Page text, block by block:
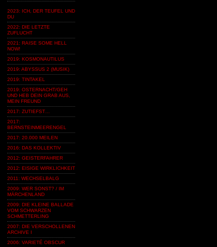
2023: ICH, DER TEUFEL UND
DU
2022: DIE LETZTE
ZUFLUCHT
2021: RAISE SOME HELL
NOW!
2019: KOSMONAUTILUS
2019: ABYSSUS 2 (MUSIK)
2019: TINTAKEL
2019: OSTERNACHT/GEH
UND HEB DEIN GRAB AUS,
MEIN FREUND
2017: ZUTIEFST…
2017:
BERNSTEINMEERENGEL
2017: 20.000 MEILEN
2016: DAS KOLLEKTIV
2012: GEISTERFAHRER
2012: EISIGE WIRKLICHKEIT
2011: WECHSELBALG
2009: WER SONST? / IM
MÄRCHENLAND
2009: DIE KLEINE BALLADE
VOM SCHWARZEN
SCHMETTERLING
2007: DIE VERSCHOLLENEN
ARCHIVE I
2006: VARIETÉ OBSCUR